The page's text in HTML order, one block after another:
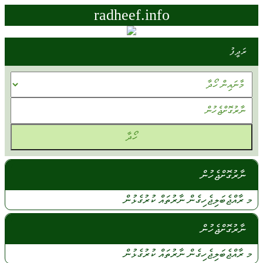
radheef.info
ރަދީފު
ނާރުގޮށްޖެހުން
މ ރާއްޖެބަލިޖެހިގެންނާރުތައް ކުރުގެޅުން
ނާރުގޮށްޖެހުން
މ ރާއްޖެބަލިޖެހިގެންނާރުތައް ކުރުގެޅުން